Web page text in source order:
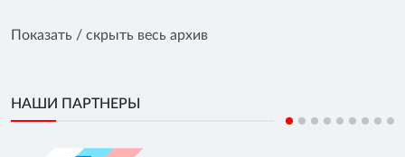
Показать / скрыть весь архив
НАШИ ПАРТНЕРЫ